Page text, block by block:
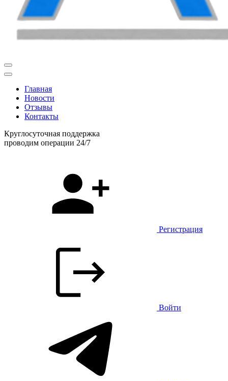
Главная
Новости
Отзывы
Контакты
Круглосуточная поддержка
проводим операции 24/7
Регистрация
Войти